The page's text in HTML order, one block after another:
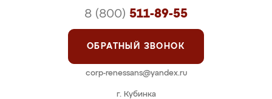
г. Кубинка
8 (800) 511-89-55
ОБРАТНЫЙ ЗВОНОК
corp-renessans@yandex.ru